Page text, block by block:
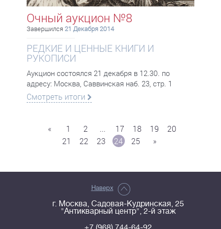
Очный аукцион №8
Завершился 21 Декабря 2014
РЕДКИЕ И ЦЕННЫЕ КНИГИ И
РУКОПИСИ
Аукцион состоялся 21 декабря в 12.30. по
адресу: Москва, Саввинская наб. 23, стр. 1
Смотреть итоги
« 1 2 ... 17 18 19
20
21
22 23 24 25 »
Наверх
г. Москва, Садовая-Кудринская, 25
"Антикварный центр", 2-й этаж